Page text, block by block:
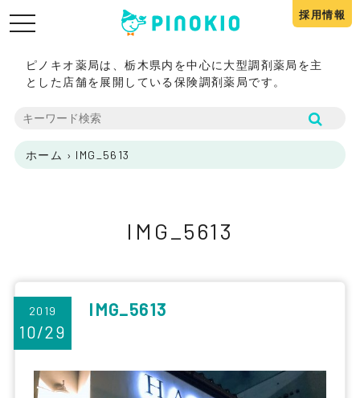
toggle
採用情報
ピノキオ薬局は、栃木県内を中心に大型調剤薬局を主
とした店舗を展開している保険調剤薬局です。
ホーム › IMG_5613
IMG_5613
2019
10/29
IMG_5613